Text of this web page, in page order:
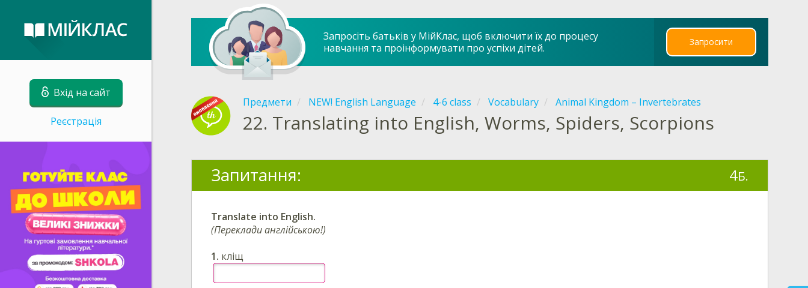
Вхід на сайт
Реєстрація
Запросіть батьків у МійКлас, щоб включити їх до процесу
навчання та проінформувати про успіхи дітей.
Запросити
Предмети NEW! English Language 4-6 class Vocabulary Animal Kingdom – Invertebrates
22. Translating into English, Worms, Spiders, Scorpions
Запитання: 4Б.
Translate into English.
(Переклади англійською!)
1. кліщ